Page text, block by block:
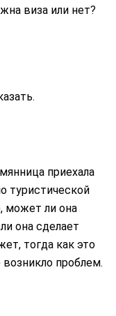
виза или нет?
приехала
туристической
может ли она
она сделает
тогда как это
проблем.